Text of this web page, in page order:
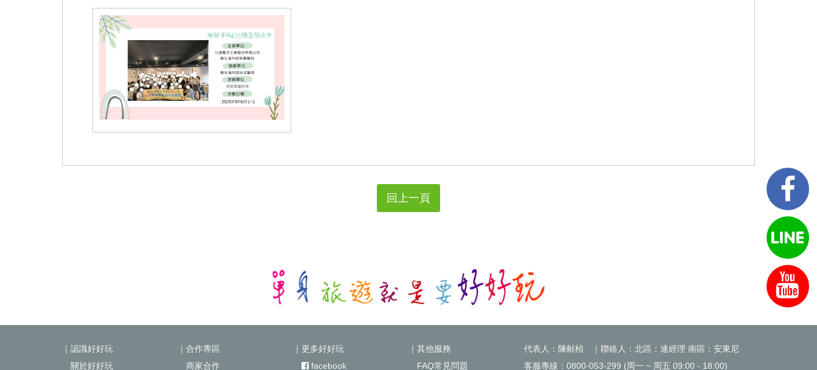
回上一頁
｜認識好好玩
關於好好玩
｜合作專區
商家合作
｜更多好好玩
facebook
｜其他服務
FAQ常見問題
代表人：陳献楨 ｜聯絡人：北區：連經理 南區：安東尼
客服專線：0800-053-299 (周一 ~ 周五 09:00 - 18:00)